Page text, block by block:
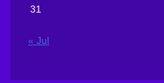
31
« Jul